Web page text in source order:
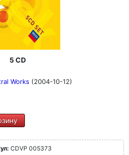
5 CD
Works (2004-10-12)
CDVP 005373